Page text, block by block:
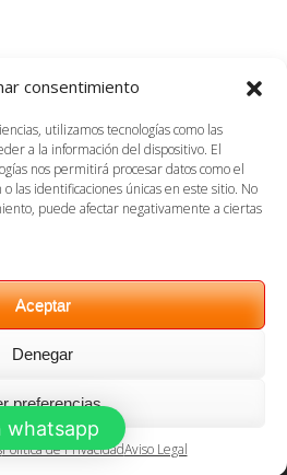
consentimiento
utilizamos tecnologías como las
a la información del dispositivo. El
nos permitirá procesar datos como el
las identificaciones únicas en este sitio. No
puede afectar negativamente a ciertas
Aceptar
Denegar
preferencias
Política de PrivacidadAviso Legal
Síguenos en Instagram
Albar by
whatsapp